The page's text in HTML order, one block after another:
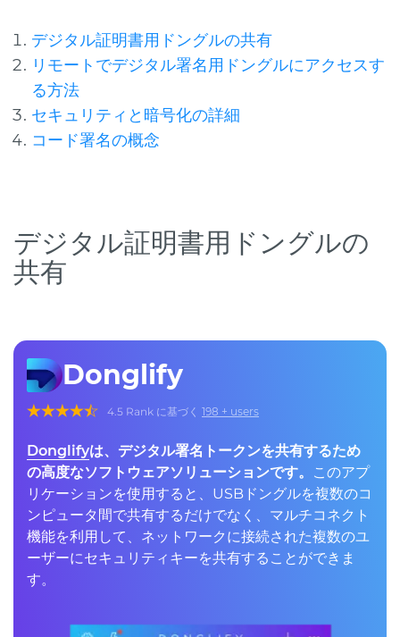
デジタル証明書用ドングルの共有
リモートでデジタル署名用ドングルにアクセスす
る方法
セキュリティと暗号化の詳細
コード署名の概念
デジタル証明書用ドングルの
共有
Donglify
4.5 Rank に基づく 198 + users
Donglifyは、デジタル署名トークンを共有するため
の高度なソフトウェアソリューションです。
このアプ
リケーションを使用すると、USBドングルを複数のコ
ンピュータ間で共有するだけでなく、マルチコネクト
機能を利用して、ネットワークに接続された複数のユ
ーザーにセキュリティキーを共有することができま
す。